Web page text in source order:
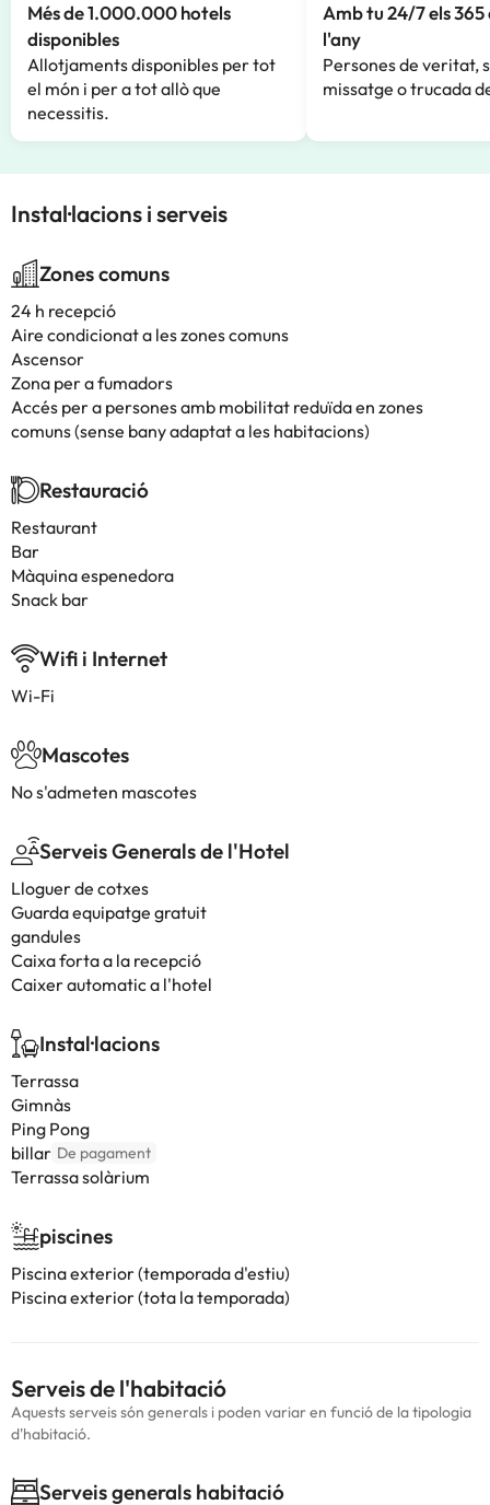
Més de 1.000.000 hotels
disponibles
Allotjaments disponibles per tot
el món i per a tot allò que
necessitis.
Amb tu 24/7 els 365
l'any
Persones de veritat,
missatge o trucada
Instal·lacions i serveis
Zones comuns
24 h recepció
Aire condicionat a les zones comuns
Ascensor
Zona per a fumadors
Accés per a persones amb mobilitat reduïda en zones
comuns (sense bany adaptat a les habitacions)
Restauració
Restaurant
Bar
Màquina espenedora
Snack bar
Wifi i Internet
Wi-Fi
Mascotes
No s'admeten mascotes
Serveis Generals de l'Hotel
Lloguer de cotxes
Guarda equipatge gratuit
gandules
Caixa forta a la recepció
Caixer automatic a l'hotel
Instal·lacions
Terrassa
Gimnàs
Ping Pong
billar De pagament
Terrassa solàrium
piscines
Piscina exterior (temporada d'estiu)
Piscina exterior (tota la temporada)
Serveis de l'habitació
Aquests serveis són generals i poden variar en funció de la tipologia
d'habitació.
Serveis generals habitació